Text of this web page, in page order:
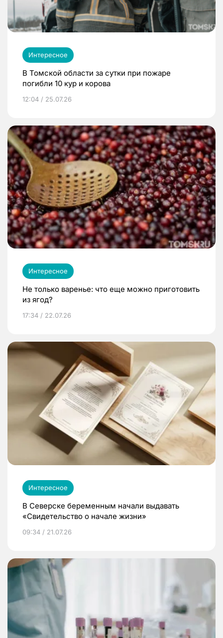
Интересное
В Томской области за сутки при пожаре
погибли 10 кур и корова
12:04 / 25.07.26
Интересное
Не только варенье: что еще можно приготовить
из ягод?
17:34 / 22.07.26
Интересное
В Северске беременным начали выдавать
«Свидетельство о начале жизни»
09:34 / 21.07.26